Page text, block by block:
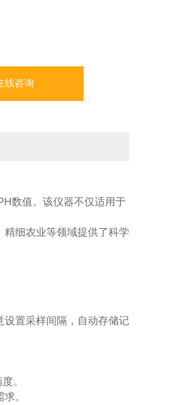
线咨询
数值。该仪器不仅适用于
细农业等领域提供了科学
设置采样间隔，自动存储记
。
。